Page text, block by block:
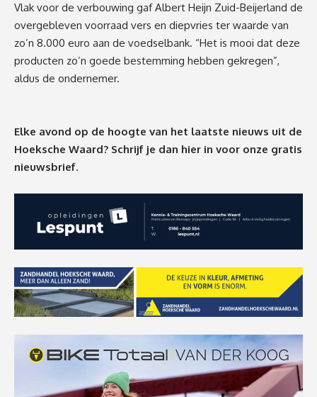
Vlak voor de verbouwing gaf Albert Heijn Zuid-Beijerland de
overgebleven voorraad vers en diepvries ter waarde van
zo’n 8.000 euro aan de voedselbank. “Het is mooi dat deze
producten zo’n goede bestemming hebben gekregen”,
aldus de ondernemer.
Elke avond op de hoogte van het laatste nieuws uit de
Hoeksche Waard? Schrijf je dan hier in voor onze gratis
nieuwsbrief.